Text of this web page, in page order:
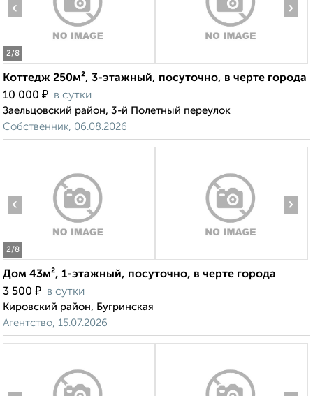
2/8
‹ ›
Коттедж 250м², 3-этажный, посуточно, в черте города
10 000 ₽ в сутки
Заельцовский район, 3-й Полетный переулок
Собственник, 06.08.2026
2/8
‹ ›
Дом 43м², 1-этажный, посуточно, в черте города
3 500 ₽ в сутки
Кировский район, Бугринская
Агентство, 15.07.2026